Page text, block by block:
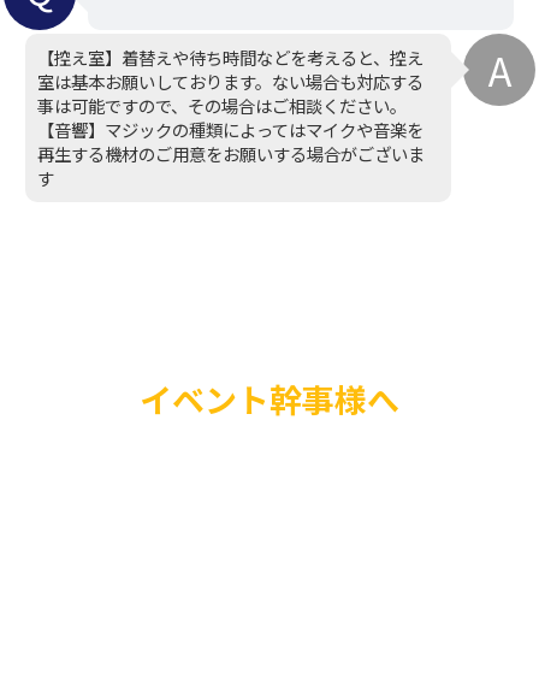
【控え室】着替えや待ち時間などを考えると、控え
室は基本お願いしております。ない場合も対応する
事は可能ですので、その場合はご相談ください。
【音響】マジックの種類によってはマイクや音楽を
再生する機材のご用意をお願いする場合がございま
す
イベント幹事様へ